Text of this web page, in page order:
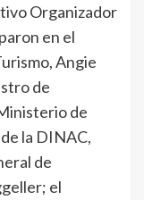
Organizador
en el
Angie
de
de
la DINAC,
de
el